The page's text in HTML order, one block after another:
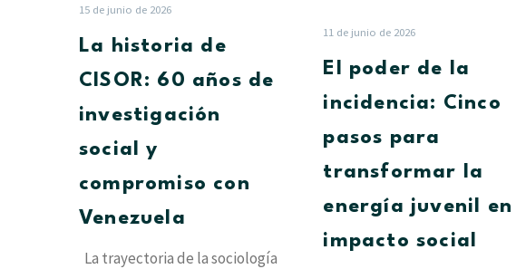
de
investigación
y
Venezuela
15 de junio de 2026
La historia de
CISOR: 60 años de
investigación
social y
compromiso con
Venezuela
La trayectoria de la sociología
para
transformar
energía
juvenil
impacto
social
11 de junio de 2026
El poder de la
incidencia: Cinco
pasos para
transformar la
energía juvenil en
impacto social